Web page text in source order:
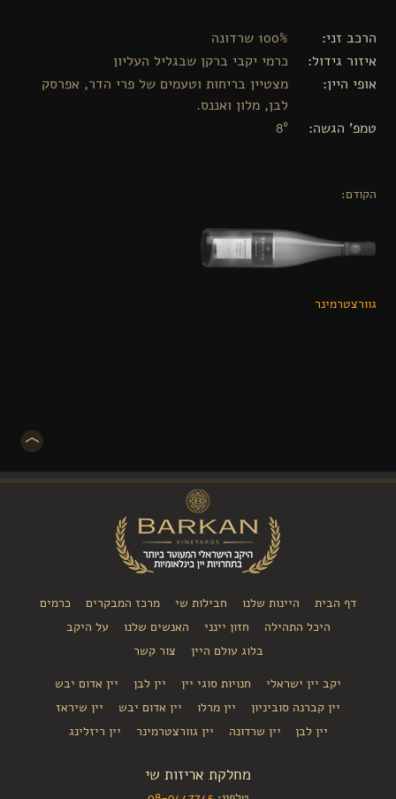
הרכב זני
100% שרדונה
איזור גידול
כרמי יקבי ברקן שבגליל העליון
אופי היין
מצטיין בריחות וטעמים של פרי הדר, אפרסק
לבן, מלון ואננס.
טמפ' הגשה
8°
הקודם:
גוורצטרמינר
דף הבית היינות שלנו חבילות שי מרכז המבקרים
כרמים
היכל התהילה
חזון יינני האנשים שלנו
על היקב
בלוג עולם היין
צור קשר
יקב יין ישראלי
חנויות סוגי יין יין לבן
יין אדום יבש
יין קברנה סוביניון
יין מרלו יין אדום יבש
יין שיראז
יין לבן
יין שרדונה יין גוורצטרמינר יין ריזלינג
מחלקת אריזות שי